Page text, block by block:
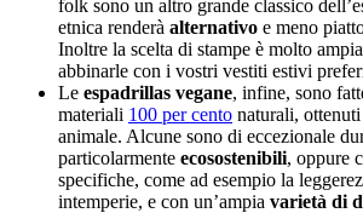
folk sono un altro grande classico
etnica renderà alternativo e meno
Inoltre la scelta di stampe è molto
abbinarle con i vostri vestiti estivi
Le espadrillas vegane, infine, sono
materiali 100 per cento naturali, ottenuti
animale. Alcune sono di eccezionale
particolarmente ecosostenibili, oppure
specifiche, come ad esempio la
intemperie, e con un’ampia varietà di